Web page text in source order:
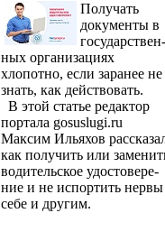
Получать
доку­менты в
государствен­
ных организациях
хлопотно, если заранее не
знать, как действовать.
В этой статье редактор
портала gosuslugi.ru
Максим Ильяхов
как получить или
водительское удостовере­
ние и не испортить нервы
себе и другим.